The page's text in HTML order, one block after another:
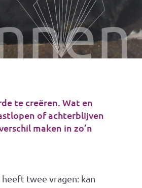
te creëren. Wat en
of achterblijven
maken in zo’n
twee vragen: kan